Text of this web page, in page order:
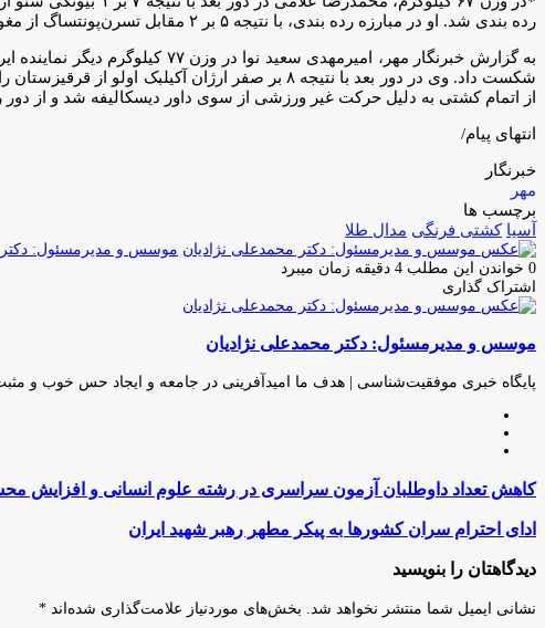
رده بندی شد. او در مبارزه رده بندی، با نتیجه ۵ بر ۲ مقابل تسرن‌پونتساگ از مغولستان به برتری رسید و صاحب نشان برنز شد.
از اتمام کشتی به دلیل حرکت غیر ورزشی از سوی داور دیسکالیفه شد و از دور
انتهای پیام/
خبرنگار
مهر
برچسب ها
آسیا کشتی فرنگی مدال طلا
موسس و مدیرمسئول: دکتر
0 خواندن این مطلب 4 دقیقه زمان میبرد
اشتراک گذاری
فیس
توئیتر
لینکدین
واتس
تلگرام
اشتراک
از
ایمیل
چاپ
موسس و مدیرمسئول: دکتر محمدعلی نژادیان
پایگاه خبری موفقیت‌شناسی | هدف ما امیدآفرینی در جامعه و ایجاد حس خوب و
کاهش
داوطلبان
آزمون
سراسری
در
رشته‌
علوم
کاهش تعداد داوطلبان آزمون سراسری در رشته‌ علوم انسانی و افزایش
ادای
سران
به
ادای احترام سران کشورها به پیکر مطهر رهبر شهید ایران
دیدگاهتان را بنویسید
نشانی ایمیل شما منتشر نخواهد شد. بخش‌های موردنیاز علامت‌گذاری شده‌اند *